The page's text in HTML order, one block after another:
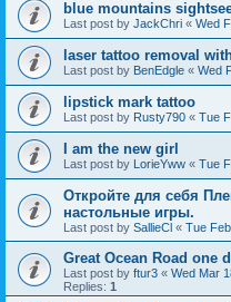
blue mountains
Last post by JackChri « Wed
laser tattoo removal
Last post by BenEdgle « Wed
lipstick mark tattoo
Last post by Rusty790 « Tue
I am the new girl
Last post by LorieYww « Tue
Откройте для себя
настольные игры.
Last post by SallieCl « Tue
Great Ocean Road one
Last post by ftur3 « Wed Mar
Replies: 1